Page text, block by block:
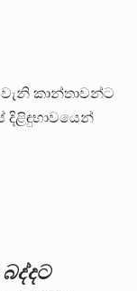
කාන්තාවන්ට